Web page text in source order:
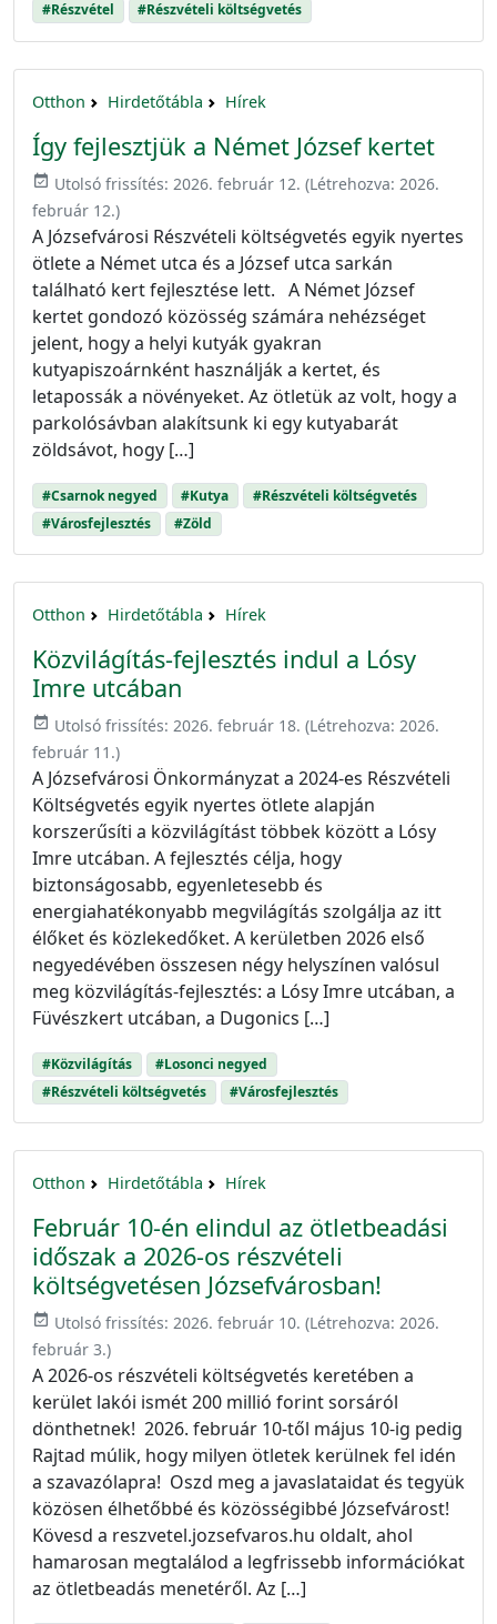
#Részvétel #Részvételi költségvetés
Otthon Hirdetőtábla Hírek
Így fejlesztjük a Német József kertet
event_available Utolsó frissítés: 2026. február 12. (Létrehozva: 2026.
február 12.)
A Józsefvárosi Részvételi költségvetés egyik nyertes
ötlete a Német utca és a József utca sarkán
található kert fejlesztése lett. A Német József
kertet gondozó közösség számára nehézséget
jelent, hogy a helyi kutyák gyakran
kutyapiszoárnként használják a kertet, és
letapossák a növényeket. Az ötletük az volt, hogy a
parkolósávban alakítsunk ki egy kutyabarát
zöldsávot, hogy […]
#Csarnok negyed #Kutya
#Részvételi költségvetés
#Városfejlesztés
#Zöld
Otthon Hirdetőtábla Hírek
Közvilágítás-fejlesztés indul a Lósy
Imre utcában
event_available Utolsó frissítés: 2026. február 18. (Létrehozva: 2026.
február 11.)
A Józsefvárosi Önkormányzat a 2024-es Részvételi
Költségvetés egyik nyertes ötlete alapján
korszerűsíti a közvilágítást többek között a Lósy
Imre utcában. A fejlesztés célja, hogy
biztonságosabb, egyenletesebb és
energiahatékonyabb megvilágítás szolgálja az itt
élőket és közlekedőket. A kerületben 2026 első
negyedévében összesen négy helyszínen valósul
meg közvilágítás-fejlesztés: a Lósy Imre utcában, a
Füvészkert utcában, a Dugonics […]
#Közvilágítás
#Losonci negyed
#Részvételi költségvetés
#Városfejlesztés
Otthon Hirdetőtábla Hírek
Február 10-én elindul az ötletbeadási
időszak a 2026-os részvételi
költségvetésen Józsefvárosban!
event_available Utolsó frissítés: 2026. február 10. (Létrehozva: 2026.
február 3.)
A 2026-os részvételi költségvetés keretében a
kerület lakói ismét 200 millió forint sorsáról
dönthetnek! 2026. február 10-től május 10-ig pedig
Rajtad múlik, hogy milyen ötletek kerülnek fel idén
a szavazólapra! Oszd meg a javaslataidat és tegyük
közösen élhetőbbé és közösségibbé Józsefvárost!
Kövesd a reszvetel.jozsefvaros.hu oldalt, ahol
hamarosan megtalálod a legfrissebb információkat
az ötletbeadás menetéről. Az […]